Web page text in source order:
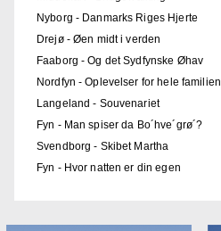
Nyborg - Danmarks Riges Hjerte
Drejø - Øen midt i verden
Faaborg - Og det Sydfynske Øhav
Nordfyn - Oplevelser for hele familien
Langeland - Souvenariet
Fyn - Man spiser da Bo´hve´grø´?
Svendborg - Skibet Martha
Fyn - Hvor natten er din egen